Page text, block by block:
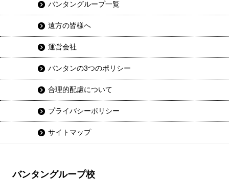
バンタングループ一覧
遠方の皆様へ
運営会社
バンタンの3つのポリシー
合理的配慮について
プライバシーポリシー
サイトマップ
バンタングループ校